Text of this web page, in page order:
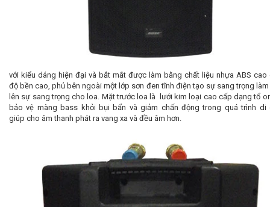
với kiểu dáng hiện đại và bắt mắt được làm bằng chất liệu nhựa ABS cao
độ bền cao, phủ bên ngoài một lớp sơn đen tĩnh điện tạo sự sang trọng
lên sự sang trọng cho loa. Mặt trước loa là lưới kim loại cao cấp dạng tổ
bảo vệ màng bass khỏi bụi bẩn và giảm chấn động trong quá trình di
giúp cho âm thanh phát ra vang xa và đều âm hơn.